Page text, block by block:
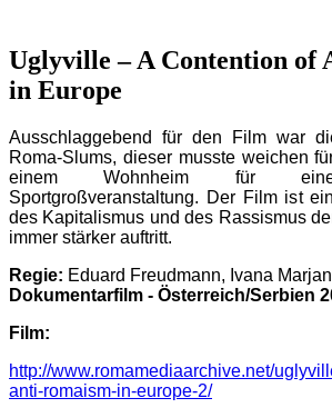
Uglyville – A Contention of
in Europe
Ausschlaggebend für den Film war
Roma-Slums, dieser musste weichen
einem Wohnheim für eine
Sportgroßveranstaltung. Der Film ist
des Kapitalismus und des Rassismus
immer stärker auftritt.
Regie: Eduard Freudmann, Ivana
Dokumentarfilm - Österreich/Serbien
Film:
http://www.romamediaarchive.net/
anti-romaism-in-europe-2/